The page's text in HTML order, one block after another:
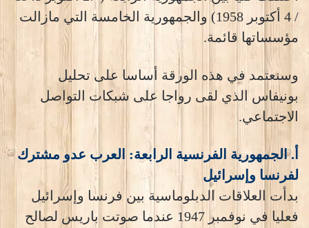
/ 4 أكتوبر 1958) والجمهورية الخامسة التي مازالت
مؤسساتها قائمة.
وسنعتمد في هذه الورقة أساسا على تحليل
بونيفاس الذي لقى رواجا على شبكات التواصل
الاجتماعي.
أ. الجمهورية الفرنسية الرابعة: العرب عدو مشترك
لفرنسا وإسرائيل
بدأت العلاقات الدبلوماسية بين فرنسا وإسرائيل
فعليا في نوفمبر 1947 عندما صوتت باريس لصالح